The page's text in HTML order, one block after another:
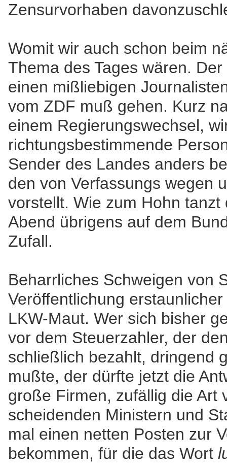
Zensurvorhaben
Womit wir auch schon beim
Thema des Tages wären.
einen mißliebigen
vom ZDF muß gehen. Kurz
einem Regierungswechsel,
richtungsbestimmende
Sender des Landes anders
den von Verfassungs wegen
vorstellt. Wie zum Hohn
Abend übrigens auf dem
Zufall.
Beharrliches Schweigen von
Veröffentlichung
LKW-Maut. Wer sich bisher
vor dem Steuerzahler, der
schließlich bezahlt, dringend
mußte, der dürfte jetzt die
große Firmen, zufällig die Art
scheidenden Ministern und
mal einen netten Posten zur
bekommen, für die das Wort